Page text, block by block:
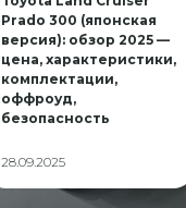
Prado 300 (японская
версия): обзор 2025 —
цена, характеристики,
комплектации,
оффроуд,
безопасность
28.09.2025